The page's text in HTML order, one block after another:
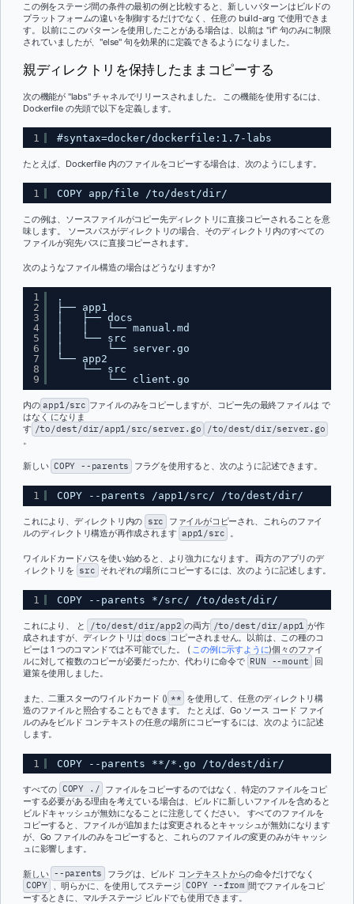
この例をステージ間の条件の最初の例と比較すると、新しいパターンはビルドの
プラットフォームの違いを制御するだけでなく、任意の build-arg で使用できま
す。 以前にこのパターンを使用したことがある場合は、以前は "if" 句のみに制限
されていましたが、"else" 句を効果的に定義できるようになりました。
親ディレクトリを保持したままコピーする
次の機能が "labs" チャネルでリリースされました。 この機能を使用するには、
Dockerfile の先頭で以下を定義します。
1 #syntax=docker/dockerfile:1.7-labs
たとえば、Dockerfile 内のファイルをコピーする場合は、次のようにします。
1 COPY app/file /to/dest/dir/
この例は、ソースファイルがコピー先ディレクトリに直接コピーされることを意
味します。 ソースパスがディレクトリの場合、そのディレクトリ内のすべての
ファイルが宛先パスに直接コピーされます。
次のようなファイル構造の場合はどうなりますか?
1
2
3
4
5
6
7
8
9
.
├── app1
│   ├── docs
│   │   └── manual.md
│   └── src
│       └── server.go
└── app2
└── src
└── client.go
内の app1/src ファイルのみをコピーしますが、コピー先の最終ファイルは で
はなく になりま
す /to/dest/dir/app1/src/server.go
/to/dest/dir/server.go
。
新しい COPY --parents フラグを使用すると、次のように記述できます。
1 COPY --parents /app1/src/ /to/dest/dir/
これにより、ディレクトリ内の src
ファイルがコピーされ、これらのファイ
ルのディレクトリ構造が再作成されます app1/src 。
ワイルドカードパスを使い始めると、より強力になります。 両方のアプリのデ
ィレクトリを src それぞれの場所にコピーするには、次のように記述します。
1 COPY --parents */src/ /to/dest/dir/
これにより、 と /to/dest/dir/app2 の両方 /to/dest/dir/app1 が作
成されますが、ディレクトリは docs コピーされません。以前は、この種のコ
ピーは 1 つのコマンドでは不可能でした。 ( この例に示すように)個々のファイ
ルに対して複数のコピーが必要だったか、代わりに命令で RUN --mount
回
避策を使用しました。
また、二重スターのワイルドカード () ** を使用して、任意のディレクトリ構
造のファイルと照合することもできます。 たとえば、Go ソース コード ファイ
ルのみをビルド コンテキストの任意の場所にコピーするには、次のように記述
します。
1 COPY --parents **/*.go /to/dest/dir/
すべての COPY ./ ファイルをコピーするのではなく、特定のファイルをコピ
ーする必要がある理由を考えている場合は、ビルドに新しいファイルを含めると
ビルドキャッシュが無効になることに注意してください。 すべてのファイルを
コピーすると、ファイルが追加または変更されるとキャッシュが無効になります
が、Go ファイルのみをコピーすると、これらのファイルの変更のみがキャッシ
ュに影響します。
新しい --parents
フラグは、ビルド コンテキストからの命令だけでなく
COPY
、明らかに、を使用してステージ COPY --from 間でファイルをコピ
ーするときに、マルチステージ ビルドでも使用できます。